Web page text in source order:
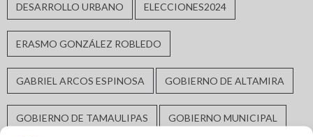
DESARROLLO URBANO ELECCIONES2024
ERASMO GONZÁLEZ ROBLEDO
GABRIEL ARCOS ESPINOSA GOBIERNO DE ALTAMIRA
GOBIERNO DE TAMAULIPAS GOBIERNO MUNICIPAL